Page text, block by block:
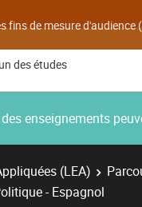
fins de mesure
des études
enseignements
(LEA)
- Espagnol